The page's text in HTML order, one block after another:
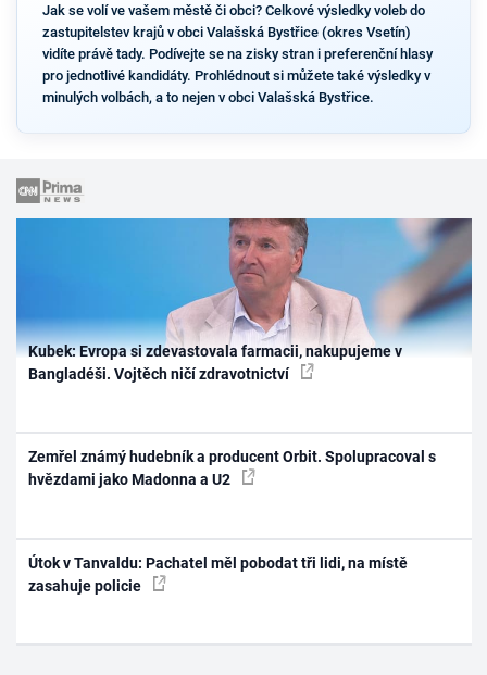
Jak se volí ve vašem městě či obci? Celkové výsledky voleb do
zastupitelstev krajů v obci Valašská Bystřice (okres Vsetín)
vidíte právě tady. Podívejte se na zisky stran i preferenční hlasy
pro jednotlivé kandidáty. Prohlédnout si můžete také výsledky v
minulých volbách, a to nejen v obci Valašská Bystřice.
Kubek: Evropa si zdevastovala farmacii, nakupujeme v
Bangladéši. Vojtěch ničí zdravotnictví
Zemřel známý hudebník a producent Orbit. Spolupracoval s
hvězdami jako Madonna a U2
Útok v Tanvaldu: Pachatel měl pobodat tři lidi, na místě
zasahuje policie